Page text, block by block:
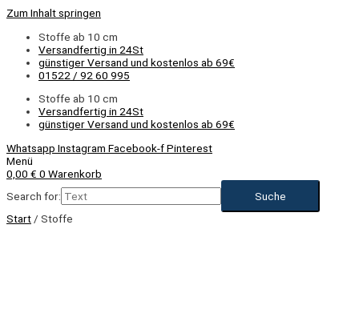
Zum Inhalt springen
Stoffe ab 10 cm
Versandfertig in 24St
günstiger Versand und kostenlos ab 69€
01522 / 92 60 995
Stoffe ab 10 cm
Versandfertig in 24St
günstiger Versand und kostenlos ab 69€
Whatsapp Instagram Facebook-fPinterest
Menü
0,00 € 0 Warenkorb
Search for:
Start / Stoffe